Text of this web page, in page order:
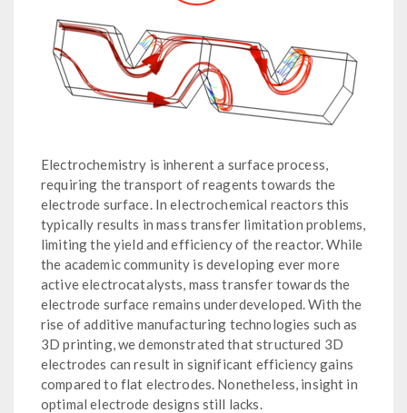
Electrochemistry is inherent a surface process,
requiring the transport of reagents towards the
electrode surface. In electrochemical reactors this
typically results in mass transfer limitation problems,
limiting the yield and efficiency of the reactor. While
the academic community is developing ever more
active electrocatalysts, mass transfer towards the
electrode surface remains underdeveloped. With the
rise of additive manufacturing technologies such as
3D printing, we demonstrated that structured 3D
electrodes can result in significant efficiency gains
compared to flat electrodes. Nonetheless, insight in
optimal electrode designs still lacks.